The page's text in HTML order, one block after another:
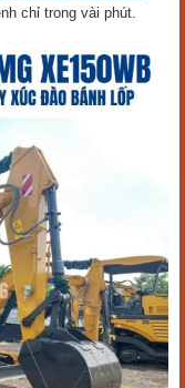
chỉ trong vài phút.